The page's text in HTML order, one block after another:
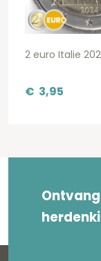
2 euro Italie
€ 3,95
Ontvang